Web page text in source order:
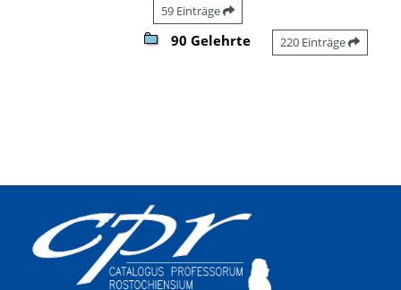
59 Einträge
90 Gelehrte 220 Einträge